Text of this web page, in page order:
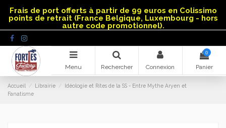
Frais de port offerts à partir de 99 euros en Colissimo
points de retrait (France Belgique, Luxembourg - hors
autre code promotionnel).
Menu Rechercher Connexion
0
Panier
Accueil Librairie
Idéologie et Rites de la SS - Entre Mythe Aryen et
Fanatisme